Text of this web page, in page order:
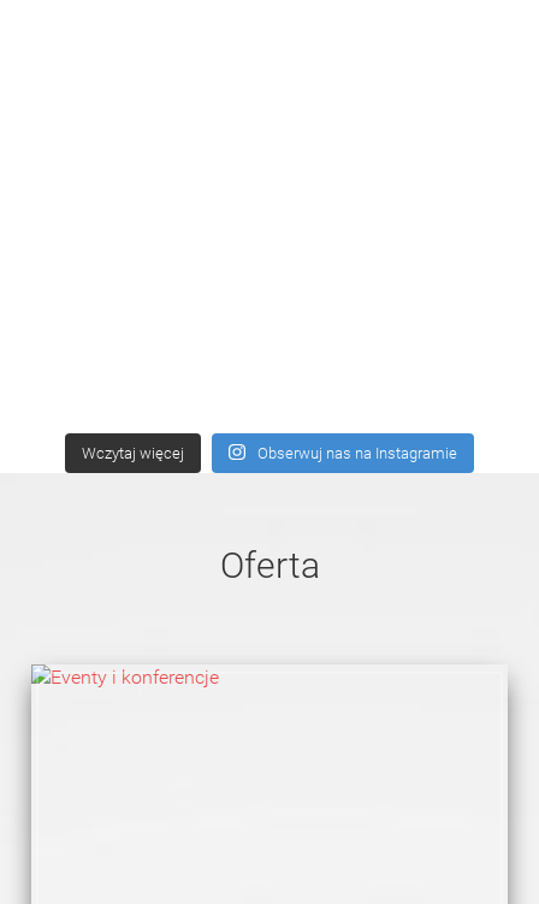
Wczytaj więcej Obserwuj nas na Instagramie
Oferta